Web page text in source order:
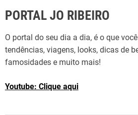
PORTAL JO RIBEIRO
O portal do seu dia a dia, é o que
tendências, viagens, looks, dicas de
famosidades e muito mais!
Youtube: Clique aqui